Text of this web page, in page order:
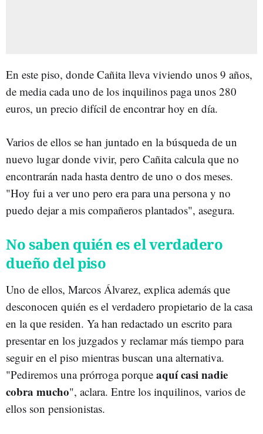
En este piso, donde Cañita lleva viviendo unos 9 años,
de media cada uno de los inquilinos paga unos 280
euros, un precio difícil de encontrar hoy en día.
Varios de ellos se han juntado en la búsqueda de un
nuevo lugar donde vivir, pero Cañita calcula que no
encontrarán nada hasta dentro de uno o dos meses.
"Hoy fui a ver uno pero era para una persona y no
puedo dejar a mis compañeros plantados", asegura.
No saben quién es el verdadero
dueño del piso
Uno de ellos, Marcos Álvarez, explica además que
desconocen quién es el verdadero propietario de la casa
en la que residen. Ya han redactado un escrito para
presentar en los juzgados y reclamar más tiempo para
seguir en el piso mientras buscan una alternativa.
"Pediremos una prórroga porque aquí casi nadie
cobra mucho", aclara. Entre los inquilinos, varios de
ellos son pensionistas.